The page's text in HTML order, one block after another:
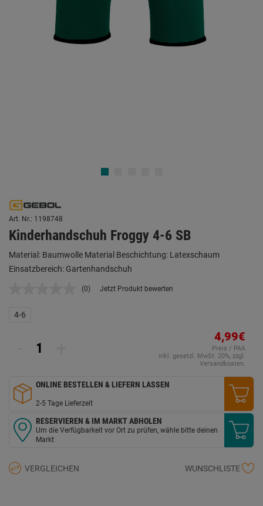
Art. Nr.: 1198748
Kinderhandschuh Froggy 4-6 SB
Material: Baumwolle Material Beschichtung: Latexschaum
Einsatzbereich: Gartenhandschuh
Kein
(0) Jetzt Produkt bewerten
4-6
4,99€
Preis / PAA
inkl. gesetzl. MwSt. 20%, zzgl.
Versandkosten.
ONLINE BESTELLEN & LIEFERN LASSEN
2-5 Tage Lieferzeit
RESERVIEREN & IM MARKT ABHOLEN
Um die Verfügbarkeit vor Ort zu prüfen, wähle bitte deinen
Markt
VERGLEICHEN WUNSCHLISTE